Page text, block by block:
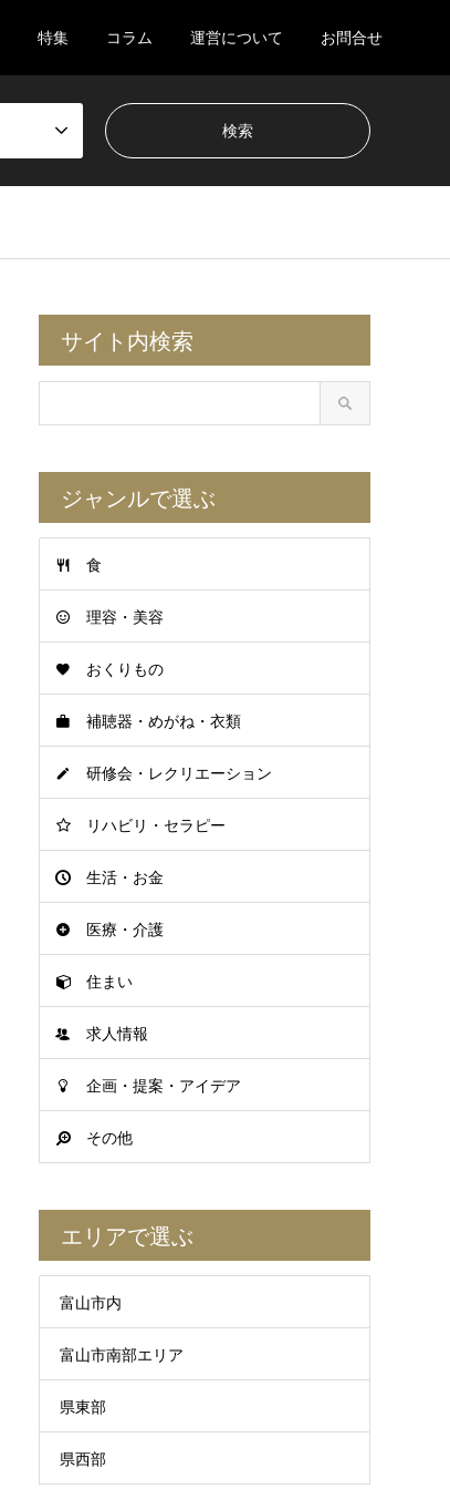
特集 コラム 運営について お問合せ
サイト内検索
ジャンルで選ぶ
食
理容・美容
おくりもの
補聴器・めがね・衣類
研修会・レクリエーション
リハビリ・セラピー
生活・お金
医療・介護
住まい
求人情報
企画・提案・アイデア
その他
エリアで選ぶ
富山市内
富山市南部エリア
県東部
県西部